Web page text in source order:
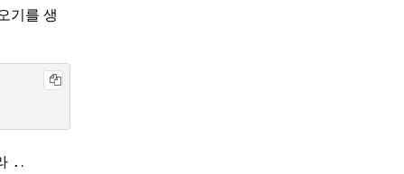
기를 생
. .